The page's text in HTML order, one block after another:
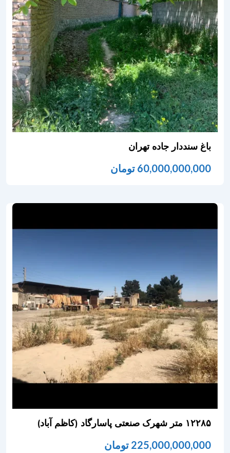
باغ سنددار جاده تهران
60,000,000,000 تومان
۱۲۲۸۵ متر شهرک صنعتی پاسارگاد (کاظم آباد)
225,000,000,000 تومان